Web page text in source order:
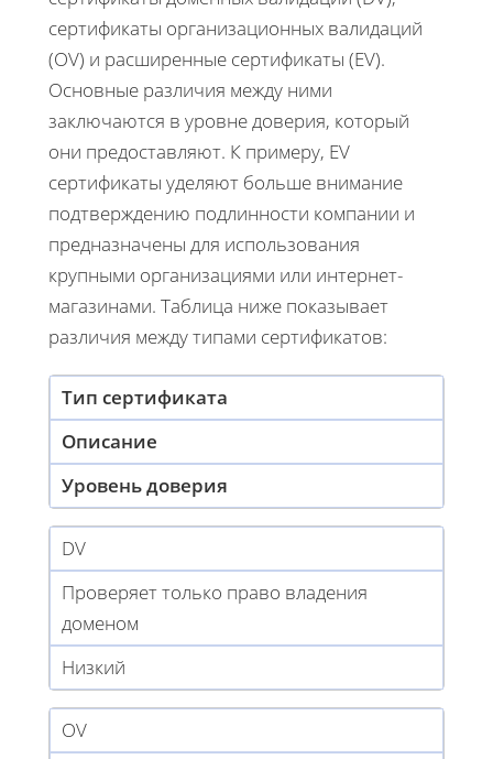
сертификаты организационных валидаций
(OV) и расширенные сертификаты (EV).
Основные различия между ними
заключаются в уровне доверия, который
они предоставляют. К примеру, EV
сертификаты уделяют больше внимание
подтверждению подлинности компании и
предназначены для использования
крупными организациями или интернет-
магазинами. Таблица ниже показывает
различия между типами сертификатов:
Тип сертификата
Описание
Уровень доверия
DV
Проверяет только право владения
доменом
Низкий
OV